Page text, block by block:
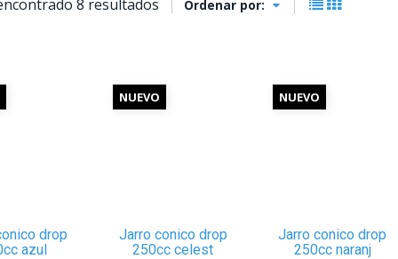
8 resultados Ordenar por:
drop
azul
NUEVO
Jarro conico drop
250cc celest
NUEVO
Jarro conico drop
250cc naranj